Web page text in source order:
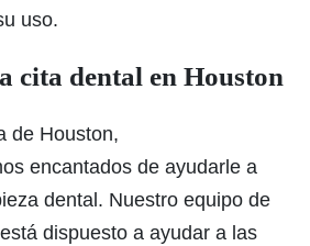
uso.
cita dental en Houston
de Houston,
encantados de ayudarle a
dental. Nuestro equipo de
dispuesto a ayudar a las